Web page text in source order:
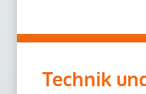
Technik